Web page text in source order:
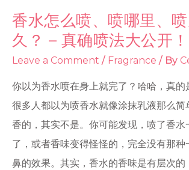
香水怎么喷、喷哪里、
久？ – 真确喷法大公开！
Leave a Comment / Fragrance / By
你以为香水喷在身上就完了？哈哈，真的
很多人都以为喷香水就像涂抹乳液那么简
香的，其实不是。你可能发现，喷了香水
了，或者香味变得怪怪的，完全没有那种
鼻的效果。其实，香水的香味是有层次的